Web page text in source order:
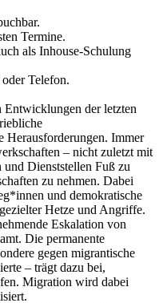
Termine.
als Inhouse-Schulung
Telefon.
Entwicklungen der letzten
Herausforderungen. Immer
– nicht zuletzt mit
Dienststellen Fuß zu
zu nehmen. Dabei
und demokratische
Hetze und Angriffe.
Eskalation von
Die permanente
gegen migrantische
– trägt dazu bei,
Migration wird dabei